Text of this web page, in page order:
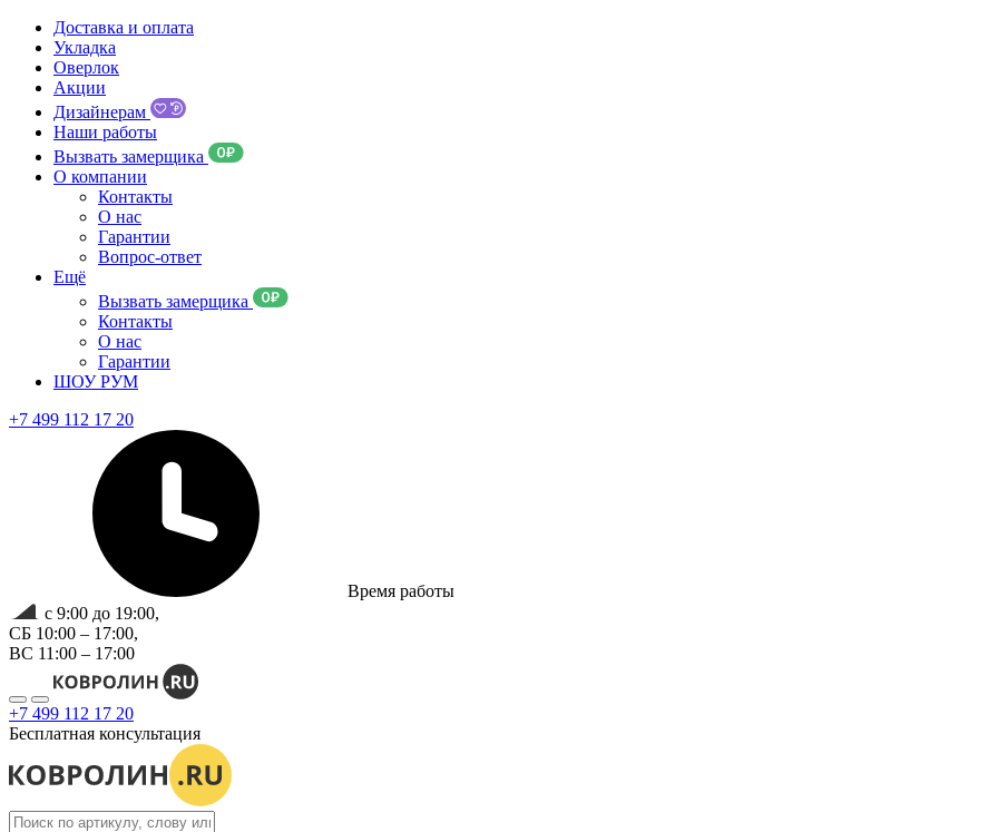
Доставка и оплата
Укладка
Оверлок
Акции
Дизайнерам
Наши работы
Вызвать замерщика
О компании
Контакты
О нас
Гарантии
Вопрос-ответ
Ещё
Вызвать замерщика
Контакты
О нас
Гарантии
ШОУ РУМ
+7 499 112 17 20
Время работы
с 9:00 до 19:00,
СБ 10:00 – 17:00,
ВС 11:00 – 17:00
+7 499 112 17 20
Бесплатная консультация